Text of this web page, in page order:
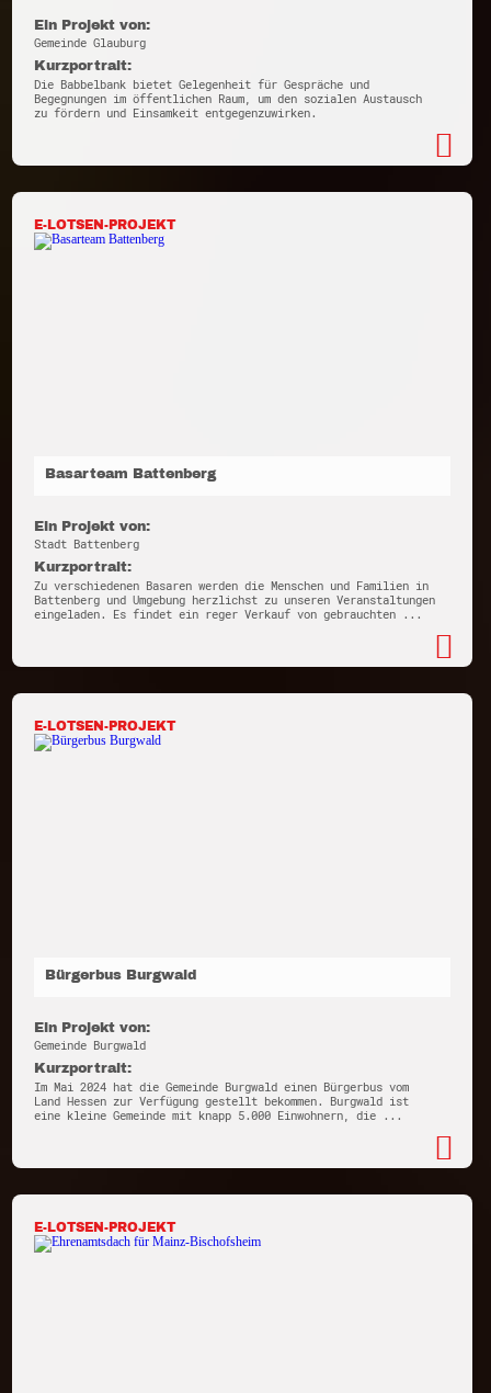
Ein Projekt von:
Gemeinde Glauburg
Kurzportrait:
Die Babbelbank bietet Gelegenheit für Gespräche und
Begegnungen im öffentlichen Raum, um den sozialen Austausch
zu fördern und Einsamkeit entgegenzuwirken.
E-LOTSEN-PROJEKT
Basarteam Battenberg
Ein Projekt von:
Stadt Battenberg
Kurzportrait:
Zu verschiedenen Basaren werden die Menschen und Familien in
Battenberg und Umgebung herzlichst zu unseren Veranstaltungen
eingeladen. Es findet ein reger Verkauf von gebrauchten ...
E-LOTSEN-PROJEKT
Bürgerbus Burgwald
Ein Projekt von:
Gemeinde Burgwald
Kurzportrait:
Im Mai 2024 hat die Gemeinde Burgwald einen Bürgerbus vom
Land Hessen zur Verfügung gestellt bekommen. Burgwald ist
eine kleine Gemeinde mit knapp 5.000 Einwohnern, die ...
E-LOTSEN-PROJEKT